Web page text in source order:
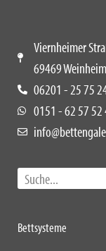
Viernheimer
69469 Weinheim
06201 - 25 75
0151 - 62 57 52
Bettsysteme